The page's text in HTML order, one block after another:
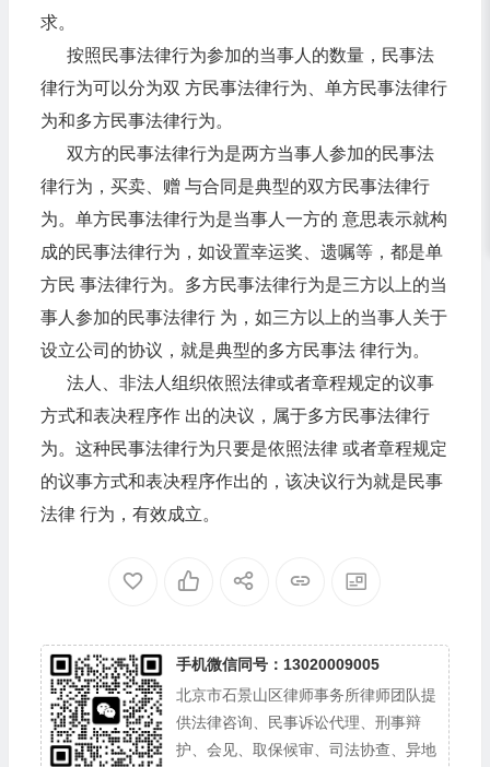
求。
按照民事法律行为参加的当事人的数量，民事法
律行为可以分为双 方民事法律行为、单方民事法律行
为和多方民事法律行为。
双方的民事法律行为是两方当事人参加的民事法
律行为，买卖、赠 与合同是典型的双方民事法律行
为。单方民事法律行为是当事人一方的 意思表示就构
成的民事法律行为，如设置幸运奖、遗嘱等，都是单
方民 事法律行为。多方民事法律行为是三方以上的当
事人参加的民事法律行 为，如三方以上的当事人关于
设立公司的协议，就是典型的多方民事法 律行为。
法人、非法人组织依照法律或者章程规定的议事
方式和表决程序作 出的决议，属于多方民事法律行
为。这种民事法律行为只要是依照法律 或者章程规定
的议事方式和表决程序作出的，该决议行为就是民事
法律 行为，有效成立。
手机微信同号：13020009005
北京市石景山区律师事务所律师团队提
供法律咨询、民事诉讼代理、刑事辩
护、会见、取保候审、司法协查、异地